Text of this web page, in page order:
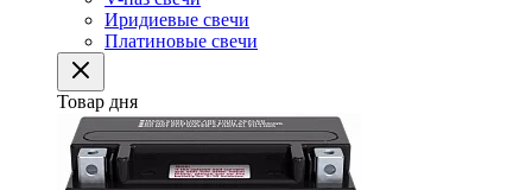
Иридиевые свечи
Платиновые свечи
Товар дня